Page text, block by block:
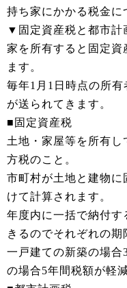
持ち家にかかる税金に
▼固定資産税と都市計
家を所有すると固定
ます。
毎年1月1日時点の所
が送られてきます。
■固定資産税
土地・家屋等を所有
方税のこと。
市町村が土地と建物
けて計算されます。
年度内に一括で納付
きるのでそれぞれの期
一戸建ての新築の場
の場合5年間税額が軽